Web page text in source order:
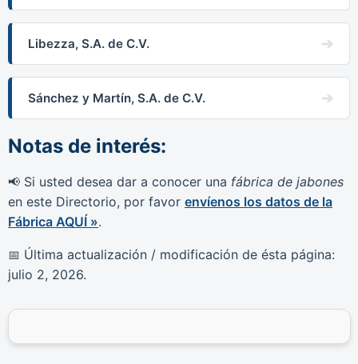
Libezza, S.A. de C.V.
Sánchez y Martín, S.A. de C.V.
Notas de interés:
📢 Si usted desea dar a conocer una fábrica de jabones
en este Directorio, por favor envíenos los datos de la
Fábrica AQUÍ ».
📅 Última actualización / modificación de ésta página:
julio 2, 2026.